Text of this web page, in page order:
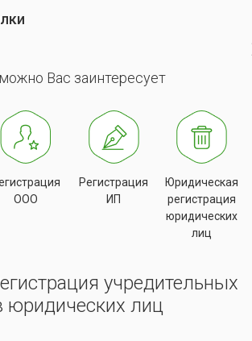
Вас заинтересует
ООО
Регистрация
ИП
Юридическая
регистрация
юридических
лиц
учредительных
юридических лиц